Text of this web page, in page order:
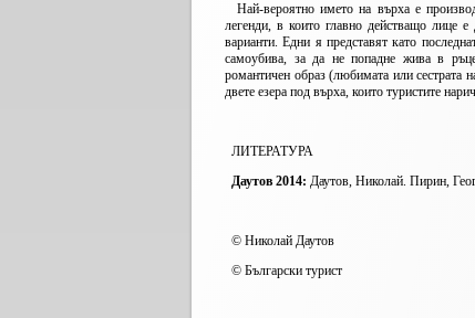
Най-вероятно името на върха е
легенди, в които главно действащо лице
варианти. Едни я представят като
самоубива, за да не попадне жива в
романтичен образ (любимата или сестрата
двете езера под върха, които туристите
ЛИТЕРАТУРА
Даутов 2014: Даутов, Николай. Пирин,
© Николай Даутов
© Български турист